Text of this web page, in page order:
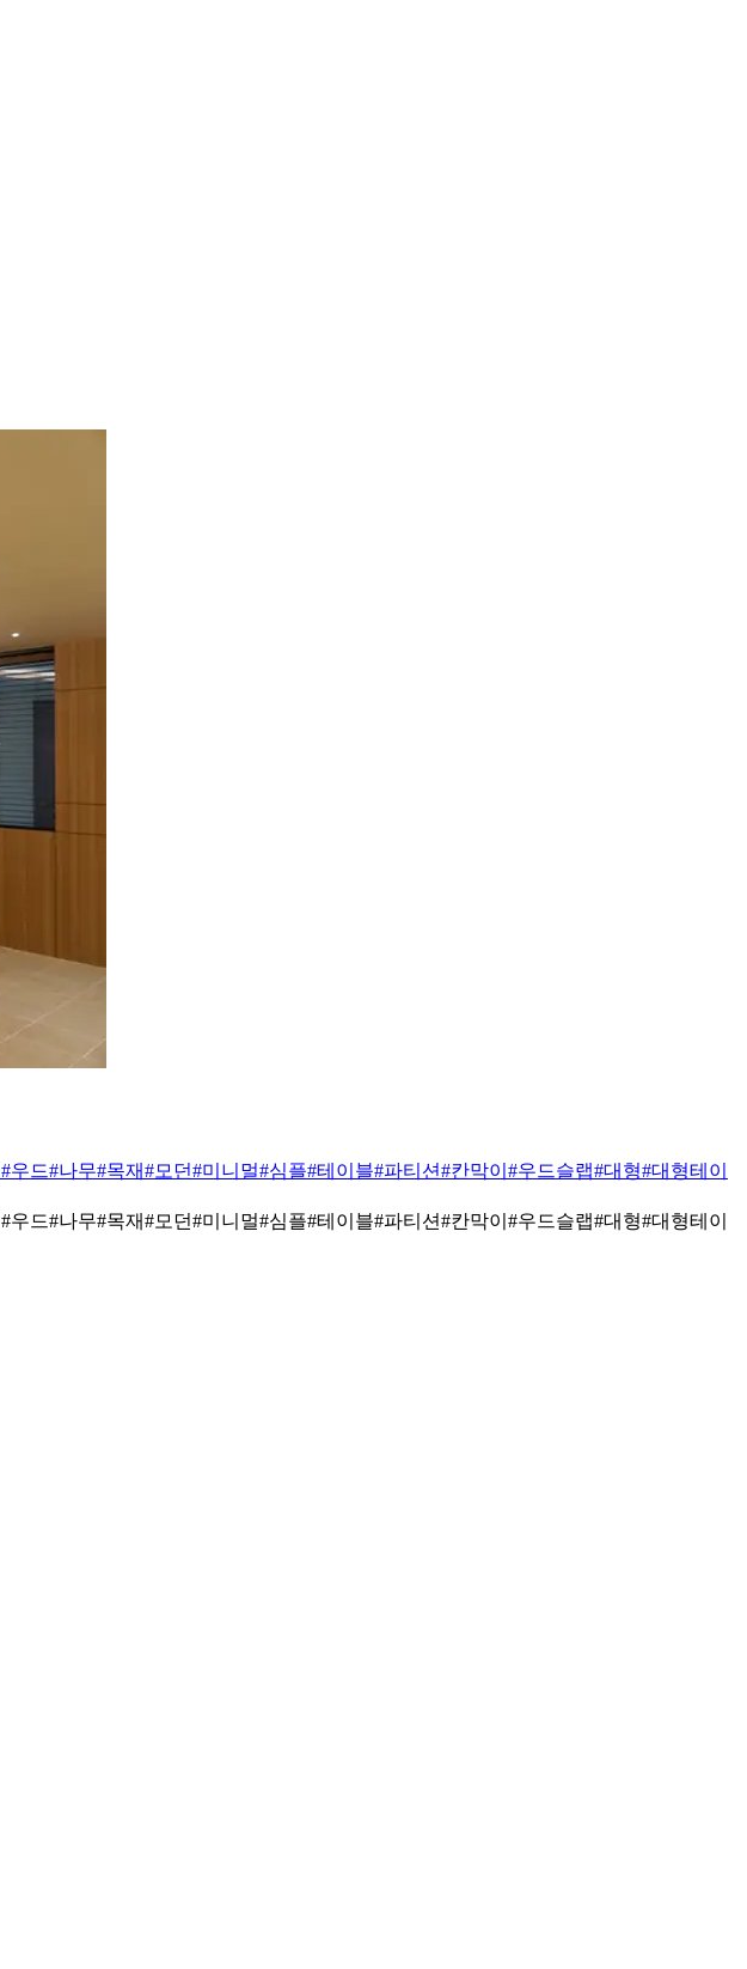
#우드#나무#목재#모던#미니멀#심플#테이블#파티션#칸막이 #우드슬랩#대형#대형테이
#우드#나무#목재#모던#미니멀#심플#테이블#파티션#칸막이 #우드슬랩#대형#대형테이